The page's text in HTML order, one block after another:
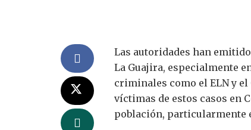
Las autoridades han
La Guajira, especialmente
criminales como el ELN y el
víctimas de estos casos en
población, particularmente